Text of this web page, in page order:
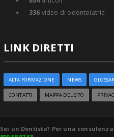
336 video di odontoiatria
LINK DIRETTI
ALTA FORMAZIONE NEWS
CONTATTI MAPPA DEL SITO
Sei un Dentista? Per una